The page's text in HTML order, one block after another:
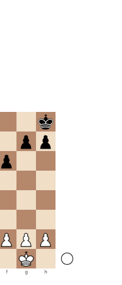
f g h